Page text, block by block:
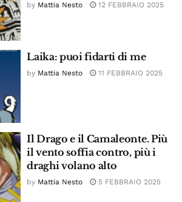
by Mattia Nesto 12 FEBBRAIO 2025
Laika: puoi fidarti di me
by Mattia Nesto 11 FEBBRAIO 2025
Il Drago e il Camaleonte. Più
il vento soffia contro, più i
draghi volano alto
by Mattia Nesto 5 FEBBRAIO 2025